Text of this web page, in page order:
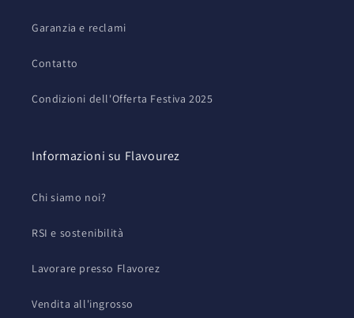
Garanzia e reclami
Contatto
Condizioni dell'Offerta Festiva 2025
Informazioni su Flavourez
Chi siamo noi?
RSI e sostenibilità
Lavorare presso Flavorez
Vendita all'ingrosso